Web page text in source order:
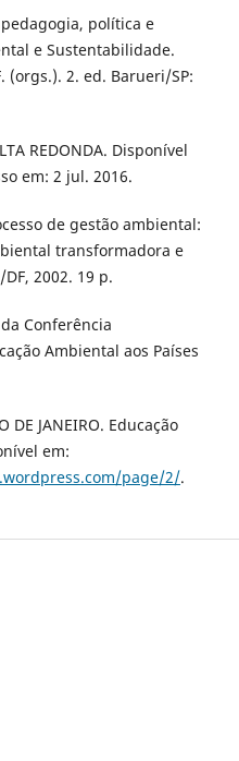
política e
e Sustentabilidade.
(orgs.). 2. ed. Barueri/SP:
REDONDA. Disponível
em: 2 jul. 2016.
de gestão ambiental:
transformadora e
2002. 19 p.
da Conferência
Ambiental aos Países
DE JANEIRO. Educação
em:
page/2/.